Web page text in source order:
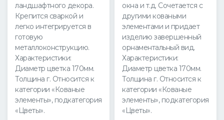
ландшафтного декора.
Крепится сваркой и
легко интегрируется в
готовую
металлоконструкцию.
Характеристики:
Диаметр цветка 170мм.
Толщина г. Относится к
категории «Кованые
элементы», подкатегория
«Цветы».
окна и т.д. Сочетается с
другими коваными
элементами и придает
изделию завершенный
орнаментальный вид.
Характеристики:
Диаметр цветка 170мм.
Толщина г. Относится к
категории «Кованые
элементы», подкатегория
«Цветы».